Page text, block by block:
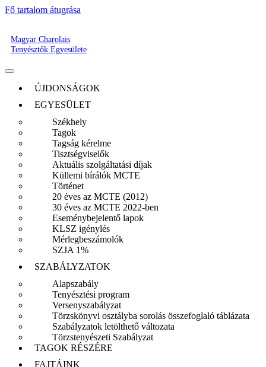
Fő tartalom átugrása
Magyar Charolais
Tenyésztők Egyesülete
ÚJDONSÁGOK
EGYESÜLET
Székhely
Tagok
Tagság kérelme
Tisztségviselők
Aktuális szolgáltatási díjak
Küllemi bírálók MCTE
Történet
20 éves az MCTE (2012)
30 éves az MCTE 2022-ben
Eseménybejelentő lapok
KLSZ igénylés
Mérlegbeszámolók
SZJA 1%
SZABÁLYZATOK
Alapszabály
Tenyésztési program
Versenyszabályzat
Törzskönyvi osztályba sorolás összefoglaló táblázata
Szabályzatok letölthető változata
Törzstenyészeti Szabályzat
TAGOK RÉSZÉRE
FAJTÁINK